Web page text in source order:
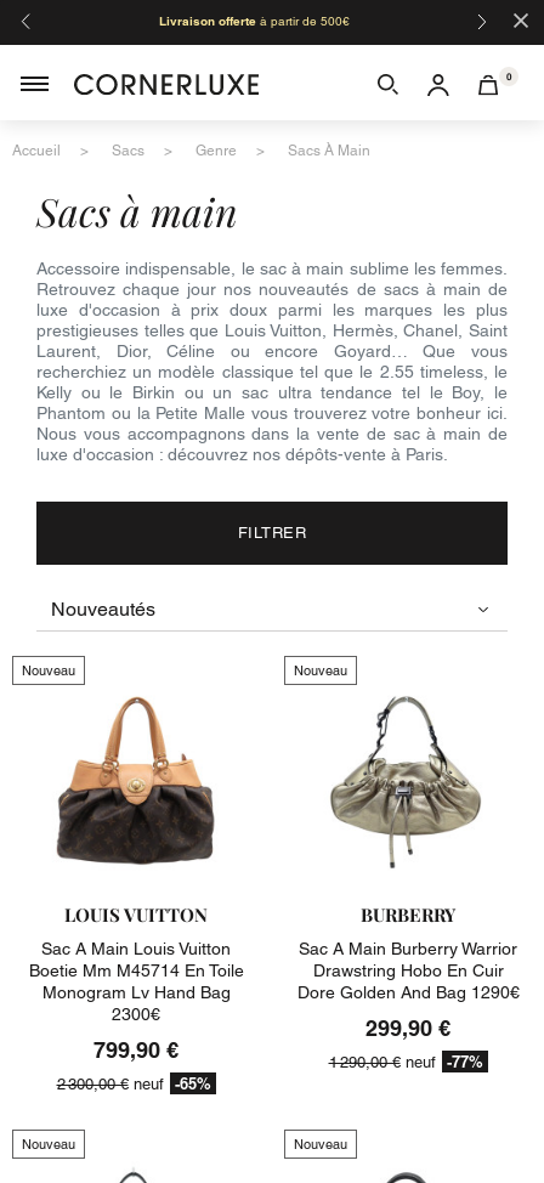
Livraison offerteà partir de 500€ ×
0
Accueil Sacs Genre Sacs À Main
sacs à main
Accessoire indispensable, le sac à main sublime les femmes.
Retrouvez chaque jour nos nouveautés de sacs à main de
luxe d'occasion à prix doux parmi les marques les plus
prestigieuses telles que Louis Vuitton, Hermès, Chanel, Saint
Laurent, Dior, Céline ou encore Goyard… Que vous
recherchiez un modèle classique tel que le 2.55 timeless, le
Kelly ou le Birkin ou un sac ultra tendance tel le Boy, le
Phantom ou la Petite Malle vous trouverez votre bonheur ici.
Nous vous accompagnons dans la vente de sac à main de
luxe d'occasion : découvrez nos dépôts-vente à Paris.
FILTRER
Nouveau
LOUIS VUITTON
Sac A Main Louis Vuitton
Boetie Mm M45714 En Toile
Monogram Lv Hand Bag
2300€
799,90 €
2 300,00 €neuf -65%
Nouveau
BURBERRY
Sac A Main Burberry Warrior
Drawstring Hobo En Cuir
Dore Golden And Bag 1290€
299,90 €
1 290,00 €neuf -77%
Nouveau Nouveau